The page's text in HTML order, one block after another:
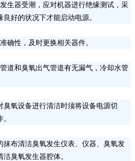
生器受潮，应对机器进行绝缘测试，采
好的状况下才能启动电源。
确性，及时更换相关器件。
道和臭氧出气管道有无漏气，冷却水管
臭氧设备进行清洁时须将设备电源切
抹布清洁臭氧发生仪表、仪器、臭氧发
臭氧发生器腔体。